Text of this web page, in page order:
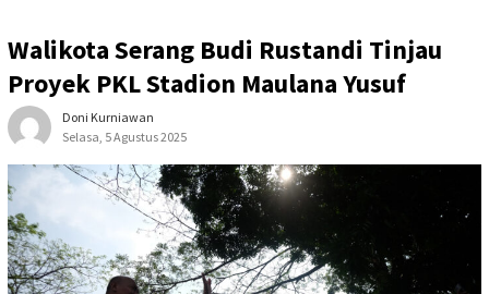
Walikota Serang Budi Rustandi Tinjau
Proyek PKL Stadion Maulana Yusuf
Doni Kurniawan
Selasa, 5 Agustus 2025